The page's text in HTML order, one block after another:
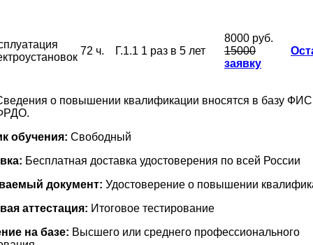
72 ч. Г.1.1 1 раз в 5 лет
8000 руб.
15000
заявку
о повышении квалификации вносятся в базу ФИС
обучения: Свободный
Бесплатная доставка удостоверения по всей России
документ: Удостоверение о повышении
аттестация: Итоговое тестирование
на базе: Высшего или среднего профессионального